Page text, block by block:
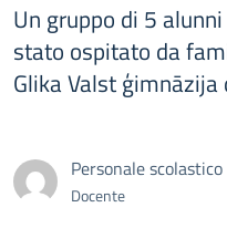
Un gruppo di 5
stato ospitato da
Glika Valst
Personale scolastico
Docente